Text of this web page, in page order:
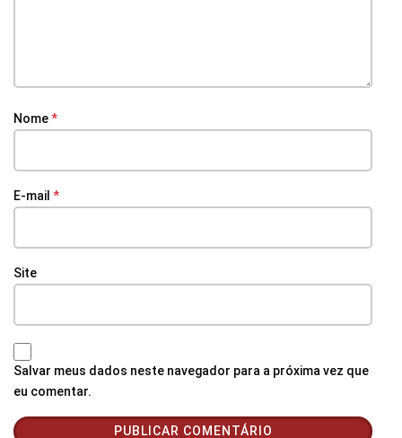
Nome*
E-mail *
Site
Salvar meus dados neste navegador para a próxima vez que
eu comentar.